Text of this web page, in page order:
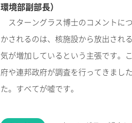
環境部副部長）
スターングラス博士のコメントに
かされるのは、核施設から放出され
気が増加しているという主張です。
府や連邦政府が調査を行ってきまし
た。すべてが嘘です。